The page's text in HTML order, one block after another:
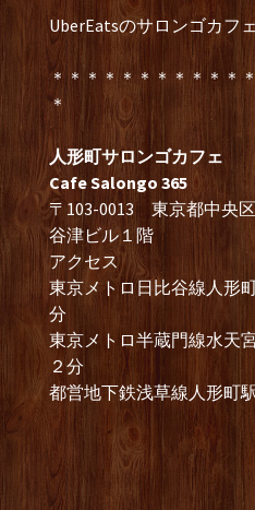
UberEatsのサロンゴカフ
＊＊＊＊＊＊＊＊＊＊＊
＊
人形町サロンゴカフェ
Cafe Salongo 365
〒103-0013 東京都中央
谷津ビル１階
アクセス
東京メトロ日比谷線人形
分
東京メトロ半蔵門線水天
２分
都営地下鉄浅草線人形町